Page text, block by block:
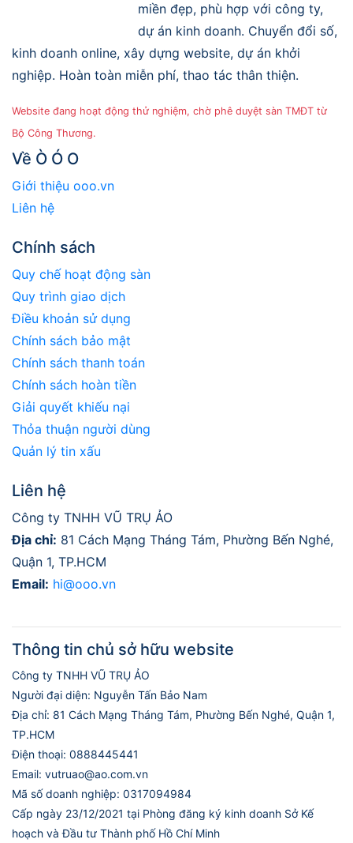
miền đẹp, phù hợp với công ty,
dự án kinh doanh. Chuyển đổi số,
kinh doanh online, xây dựng website, dự án khởi
nghiệp. Hoàn toàn miễn phí, thao tác thân thiện.
Website đang hoạt động thử nghiệm, chờ phê duyệt sàn TMĐT từ
Bộ Công Thương.
Về Ò Ó O
Giới thiệu ooo.vn
Liên hệ
Chính sách
Quy chế hoạt động sàn
Quy trình giao dịch
Điều khoản sử dụng
Chính sách bảo mật
Chính sách thanh toán
Chính sách hoàn tiền
Giải quyết khiếu nại
Thỏa thuận người dùng
Quản lý tin xấu
Liên hệ
Công ty TNHH VŨ TRỤ ẢO
Địa chỉ: 81 Cách Mạng Tháng Tám, Phường Bến Nghé,
Quận 1, TP.HCM
Email: hi@ooo.vn
Thông tin chủ sở hữu website
Công ty TNHH VŨ TRỤ ẢO
Người đại diện: Nguyễn Tấn Bảo Nam
Địa chỉ: 81 Cách Mạng Tháng Tám, Phường Bến Nghé, Quận 1,
TP.HCM
Điện thoại: 0888445441
Email: vutruao@ao.com.vn
Mã số doanh nghiệp: 0317094984
Cấp ngày 23/12/2021 tại Phòng đăng ký kinh doanh Sở Kế
hoạch và Đầu tư Thành phố Hồ Chí Minh